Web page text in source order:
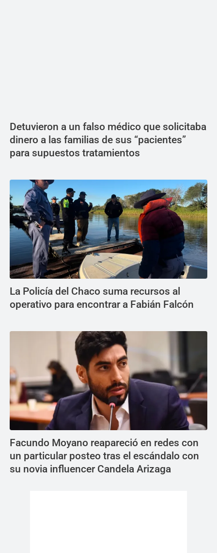
Detuvieron a un falso médico que solicitaba
dinero a las familias de sus “pacientes”
para supuestos tratamientos
La Policía del Chaco suma recursos al
operativo para encontrar a Fabián Falcón
Facundo Moyano reapareció en redes con
un particular posteo tras el escándalo con
su novia influencer Candela Arizaga